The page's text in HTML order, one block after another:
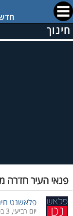
חינוך
פנאי העיר חדרה
פלאשנט
יום רביעי, 3 בספטמבר 2025, 13:08